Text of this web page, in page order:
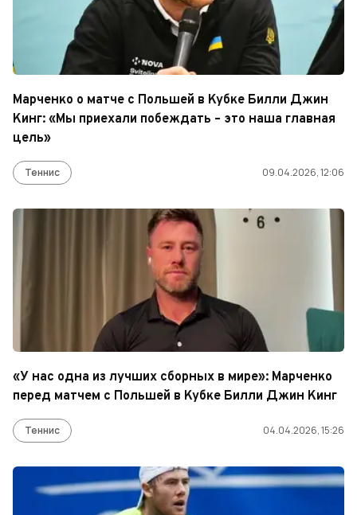
Марченко о матче с Польшей в Кубке Билли Джин
Кинг: «Мы приехали побеждать – это наша главная
цель»
Теннис 09.04.2026, 12:06
«У нас одна из лучших сборных в мире»: Марченко
перед матчем с Польшей в Кубке Билли Джин Кинг
Теннис 04.04.2026, 15:26